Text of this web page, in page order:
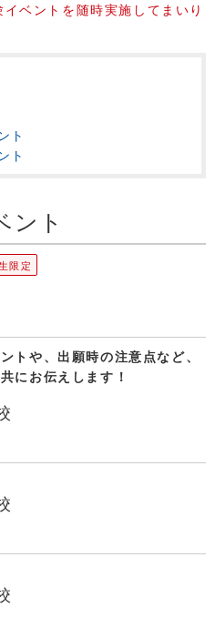
ベントを随時実施してまいり
ト
ト
ント
限定
トや、出願時の注意点など、
にお伝えします！